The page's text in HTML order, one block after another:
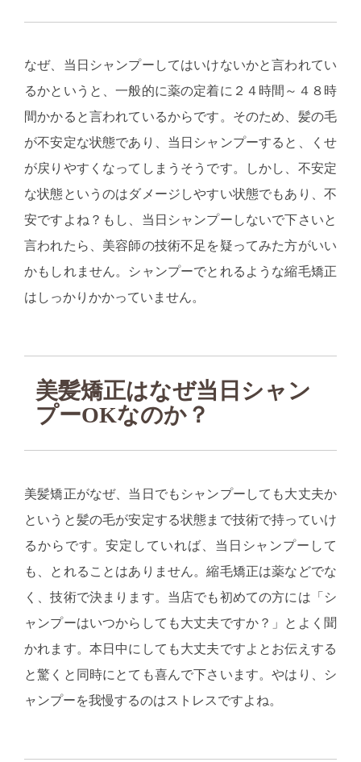
なぜ、当日シャンプーしてはいけないかと言われてい
るかというと、一般的に薬の定着に２４時間～４８時
間かかると言われているからです。そのため、髪の毛
が不安定な状態であり、当日シャンプーすると、くせ
が戻りやすくなってしまうそうです。しかし、不安定
な状態というのはダメージしやすい状態でもあり、不
安ですよね？もし、当日シャンプーしないで下さいと
言われたら、美容師の技術不足を疑ってみた方がいい
かもしれません。シャンプーでとれるような縮毛矯正
はしっかりかかっていません。
美髪矯正はなぜ当日シャン
プーOKなのか？
美髪矯正がなぜ、当日でもシャンプーしても大丈夫か
というと髪の毛が安定する状態まで技術で持っていけ
るからです。安定していれば、当日シャンプーして
も、とれることはありません。縮毛矯正は薬などでな
く、技術で決まります。当店でも初めての方には「シ
ャンプーはいつからしても大丈夫ですか？」とよく聞
かれます。本日中にしても大丈夫ですよとお伝えする
と驚くと同時にとても喜んで下さいます。やはり、シ
ャンプーを我慢するのはストレスですよね。